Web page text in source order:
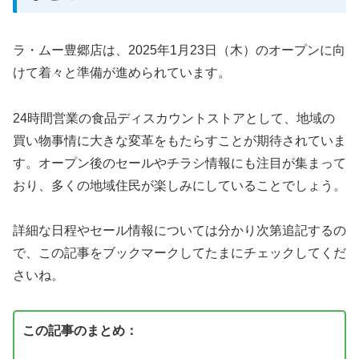
ラ・ムー豊郷店は、2025年1月23日（木）のオープンに向
けて着々と準備が進められています。
24時間営業の食品ディスカウントストアとして、地域の
買い物事情に大きな変革をもたらすことが期待されていま
す。オープン後のセールやチラシ情報にも注目が集まって
おり、多くの地域住民が楽しみにしていることでしょう。
詳細な日程やセール情報については分かり次第追記するの
で、この記事をブックマークしてたまにチェックしてくだ
さいね。
この記事のまとめ：